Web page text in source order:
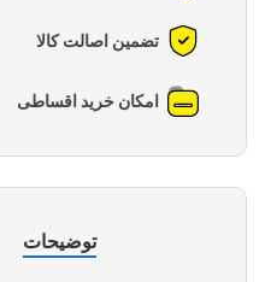
تضمین اصالت کالا
امکان خرید اقساطی
توضیحات